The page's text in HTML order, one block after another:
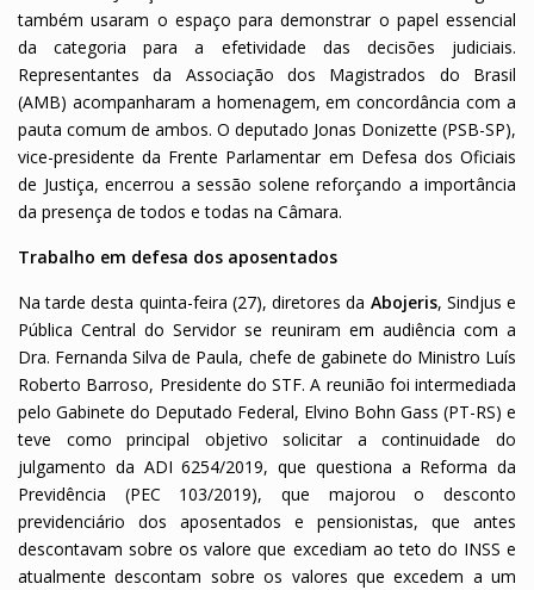
também usaram o espaço para demonstrar o papel essencial
da categoria para a efetividade das decisões judiciais.
Representantes da Associação dos Magistrados do Brasil
(AMB) acompanharam a homenagem, em concordância com a
pauta comum de ambos. O deputado Jonas Donizette (PSB-SP),
vice-presidente da Frente Parlamentar em Defesa dos Oficiais
de Justiça, encerrou a sessão solene reforçando a importância
da presença de todos e todas na Câmara.
Trabalho em defesa dos aposentados
Na tarde desta quinta-feira (27), diretores da Abojeris, Sindjus e
Pública Central do Servidor se reuniram em audiência com a
Dra. Fernanda Silva de Paula, chefe de gabinete do Ministro Luís
Roberto Barroso, Presidente do STF. A reunião foi intermediada
pelo Gabinete do Deputado Federal, Elvino Bohn Gass (PT-RS) e
teve como principal objetivosolicitar a continuidade do
julgamento da ADI 6254/2019, que questiona a Reforma da
Previdência (PEC 103/2019), que majorou o desconto
previdenciário dos aposentados e pensionistas, que antes
descontavam sobre os valore que excediam ao teto do INSS e
atualmente descontam sobre os valores que excedem a um